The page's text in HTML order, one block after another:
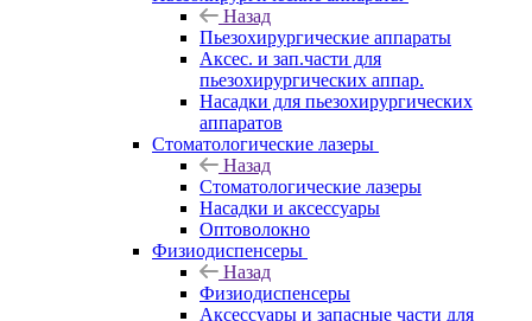
Назад
Пьезохирургические аппараты
Аксес. и зап.части для
пьезохирургических аппар.
Насадки для пьезохирургических
аппаратов
Стоматологические лазеры
Назад
Стоматологические лазеры
Насадки и аксессуары
Оптоволокно
Физиодиспенсеры
Назад
Физиодиспенсеры
Аксессуары и запасные части для